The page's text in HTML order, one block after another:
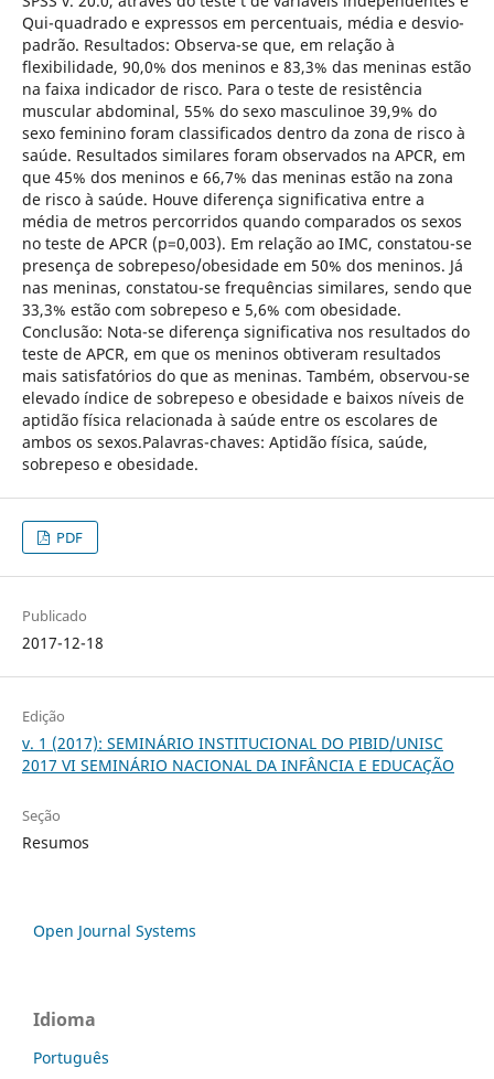
Qui-quadrado e expressos em percentuais, média e desvio-
padrão. Resultados: Observa-se que, em relação à
flexibilidade, 90,0% dos meninos e 83,3% das meninas estão
na faixa indicador de risco. Para o teste de resistência
muscular abdominal, 55% do sexo masculinoe 39,9% do
sexo feminino foram classificados dentro da zona de risco à
saúde. Resultados similares foram observados na APCR, em
que 45% dos meninos e 66,7% das meninas estão na zona
de risco à saúde. Houve diferença significativa entre a
média de metros percorridos quando comparados os sexos
no teste de APCR (p=0,003). Em relação ao IMC, constatou-se
presença de sobrepeso/obesidade em 50% dos meninos. Já
nas meninas, constatou-se frequências similares, sendo que
33,3% estão com sobrepeso e 5,6% com obesidade.
Conclusão: Nota-se diferença significativa nos resultados do
teste de APCR, em que os meninos obtiveram resultados
mais satisfatórios do que as meninas. Também, observou-se
elevado índice de sobrepeso e obesidade e baixos níveis de
aptidão física relacionada à saúde entre os escolares de
ambos os sexos.Palavras-chaves: Aptidão física, saúde,
sobrepeso e obesidade.
PDF
Publicado
2017-12-18
Edição
v. 1 (2017): SEMINÁRIO INSTITUCIONAL DO PIBID/UNISC
2017 VI SEMINÁRIO NACIONAL DA INFÂNCIA E EDUCAÇÃO
Seção
Resumos
Open Journal Systems
Idioma
Português